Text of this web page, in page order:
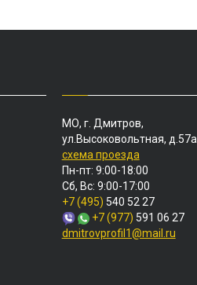
МО, г. Дмитров,
ул.Высоковольтная, д.57а
схема проезда
Пн-пт: 9:00-18:00
Сб, Вс: 9:00-17:00
+7 (495) 540 52 27
+7 (977) 591 06 27
dmitrovprofil1@mail.ru